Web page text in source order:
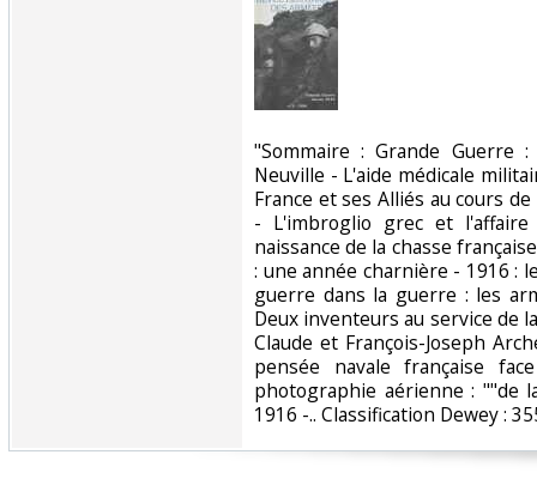
‎"Sommaire : Grande Guerre
Neuville - L'aide médicale
France et ses Alliés au cours
- L'imbroglio grec et
naissance de la chasse
: une année charnière - 1916 :
guerre dans la guerre : les
Deux inventeurs au service de
Claude et François-Joseph
pensée navale française
photographie aérienne : ""de
1916 -.. Classification Dewey :